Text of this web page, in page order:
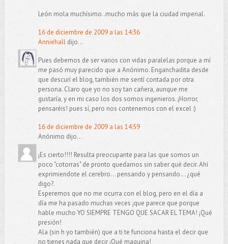
León mola muchísimo..mucho más que la ciudad imperial.
16 de diciembre de 2009 a las 14:36
Anniehalldijo...
Pues debemos de ser varios con vidas paralelas porque a mí
me pasó muy parecido que a Anónimo. Enganchadita desde
que descurí el blog, también me sentí contada por otra
persona. Claro que yo no soy tan cañera, aunque me
gustaría, y en mi caso los dos somos ingenieros. ¡Horror,
pensaréis! pues sí, pero nos contenemos con el excel :)
16 de diciembre de 2009 a las 14:59
Anónimo dijo...
¡Es cierto!!!! Resulta preocupante para las que somos un
poco "cotorras" de pronto quedarnos sin saber qué decir. Ahí
exprimiendote el cerebro... pensando y pensando... ¿qué
digo?.
Esperemos que no me ocurra con el blog, pero en el día a
día me ha pasado muchas veces ¡que parece que porque
hable mucho YO SIEMPRE TENGO QUE SACAR EL TEMA! ¡Qué
presión!
Ala (sin h yo también) que a ti te funciona hasta el decir que
no tienes nada que decir ¡Qué maquina!